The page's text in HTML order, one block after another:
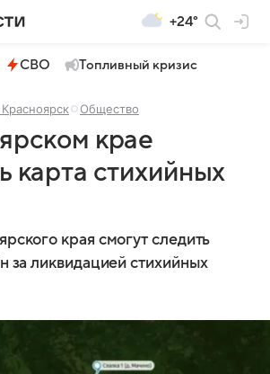
+24°
СВО Топливный кризис
Общество
крае
карта стихийных
края смогут следить
за ликвидацией стихийных